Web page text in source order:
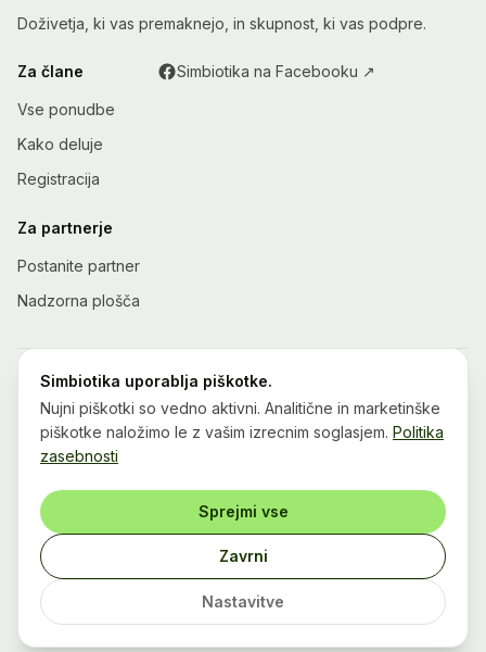
Doživetja, ki vas premaknejo, in skupnost, ki vas podpre.
Za člane
Vse ponudbe
Kako deluje
Registracija
Za partnerje
Postanite partner
Nadzorna plošča
Simbiotika na Facebooku ↗
Projekt je sofinanciran v znesku 11.244,80 EUR.
Simbiotika so.p. Polje 59, Bohinj ·Davčna št.: SI78693772
info@simbiotika.eu
©2026Simbiotika. Vse pravice pridržane.
Pogoji uporabeZasebnost
Simbiotika uporablja piškotke.
Nujni piškotki so vedno aktivni. Analitične in marketinške
piškotke naložimo le z vašim izrecnim soglasjem. Politika
zasebnosti
Sprejmi vse
Zavrni
Nastavitve